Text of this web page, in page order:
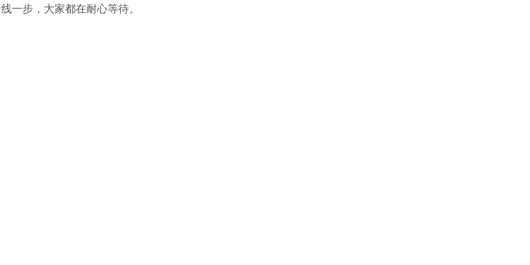
一步，大家都在耐心等待。